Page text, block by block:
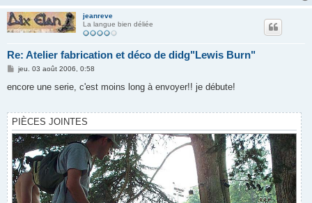
jeanreve
La langue bien déliée
Re: Atelier fabrication et déco de didg"Lewis Burn"
M
s
e
jeu. 03 août 2006, 0:58
encore une serie, c'est moins long à envoyer!! je débute!
PIÈCES JOINTES